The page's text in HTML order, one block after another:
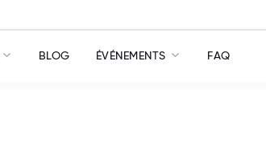
BLOG ÉVÉNEMENTS FAQ